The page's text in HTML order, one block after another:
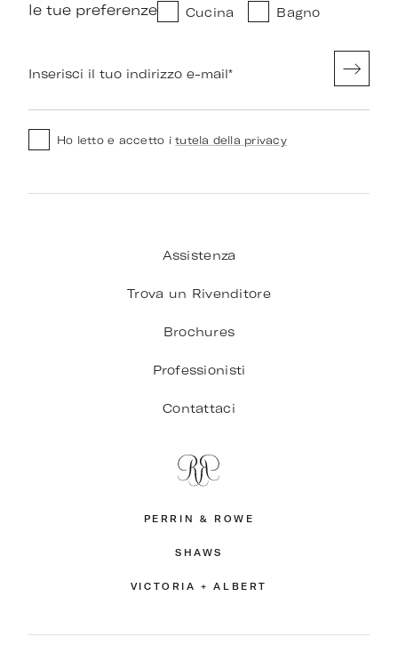
le tue preferenze Cucina Bagno
Inserisci il tuo indirizzo e-mail*
Ho letto e accetto itutela della privacy
Assistenza
Trova un Rivenditore
Brochures
Professionisti
Contattaci
PERRIN & ROWE
SHAWS
VICTORIA + ALBERT